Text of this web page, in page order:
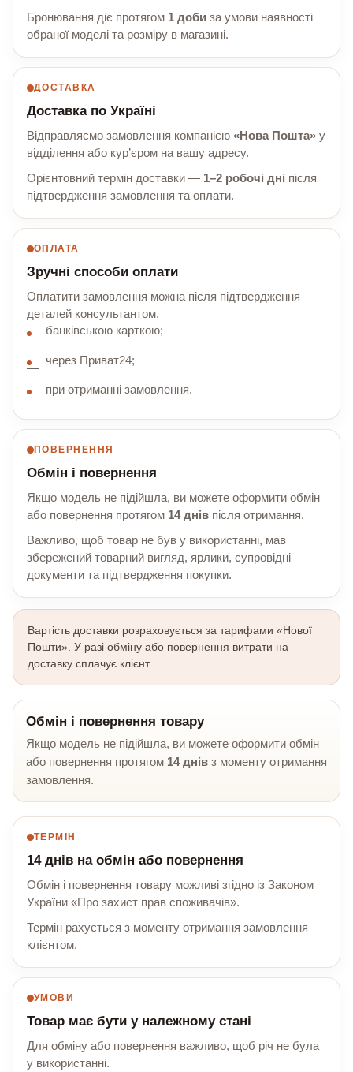
Бронювання діє протягом 1 доби за умови наявності
обраної моделі та розміру в магазині.
ДОСТАВКА
Доставка по Україні
Відправляємо замовлення компанією «Нова Пошта» у
відділення або кур’єром на вашу адресу.
Орієнтовний термін доставки — 1–2 робочі дні після
підтвердження замовлення та оплати.
ОПЛАТА
Зручні способи оплати
Оплатити замовлення можна після підтвердження
деталей консультантом.
банківською карткою;
через Приват24;
при отриманні замовлення.
ПОВЕРНЕННЯ
Обмін і повернення
Якщо модель не підійшла, ви можете оформити обмін
або повернення протягом 14 днів після отримання.
Важливо, щоб товар не був у використанні, мав
збережений товарний вигляд, ярлики, супровідні
документи та підтвердження покупки.
Вартість доставки розраховується за тарифами «Нової
Пошти». У разі обміну або повернення витрати на
доставку сплачує клієнт.
Обмін і повернення товару
Якщо модель не підійшла, ви можете оформити обмін
або повернення протягом 14 днів з моменту отримання
замовлення.
ТЕРМІН
14 днів на обмін або повернення
Обмін і повернення товару можливі згідно із Законом
України «Про захист прав споживачів».
Термін рахується з моменту отримання замовлення
клієнтом.
УМОВИ
Товар має бути у належному стані
Для обміну або повернення важливо, щоб річ не була
у використанні.